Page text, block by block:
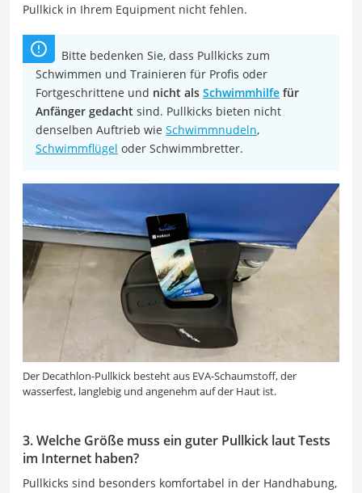
Pullkick in Ihrem Equipment nicht fehlen.
Bitte bedenken Sie, dass Pullkicks zum
Schwimmen und Trainieren für Profis oder
Fortgeschrittene und nicht als Schwimmhilfe für
Anfänger gedacht sind. Pullkicks bieten nicht
denselben Auftrieb wie Schwimmnudeln,
Schwimmflügel oder Schwimmbretter.
Der Decathlon-Pullkick besteht aus EVA-Schaumstoff, der
wasserfest, langlebig und angenehm auf der Haut ist.
3. Welche Größe muss ein guter Pullkick laut Tests
im Internet haben?
Pullkicks sind besonders komfortabel in der Handhabung,